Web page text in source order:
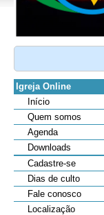
Igreja Online
Início
Quem somos
Agenda
Downloads
Cadastre-se
Dias de culto
Fale conosco
Localização